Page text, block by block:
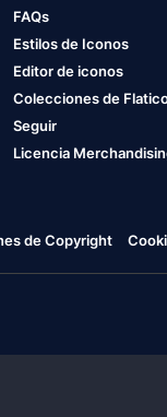
FAQs
Estilos de Iconos
Editor de iconos
Colecciones de
Seguir
Licencia
de Copyright